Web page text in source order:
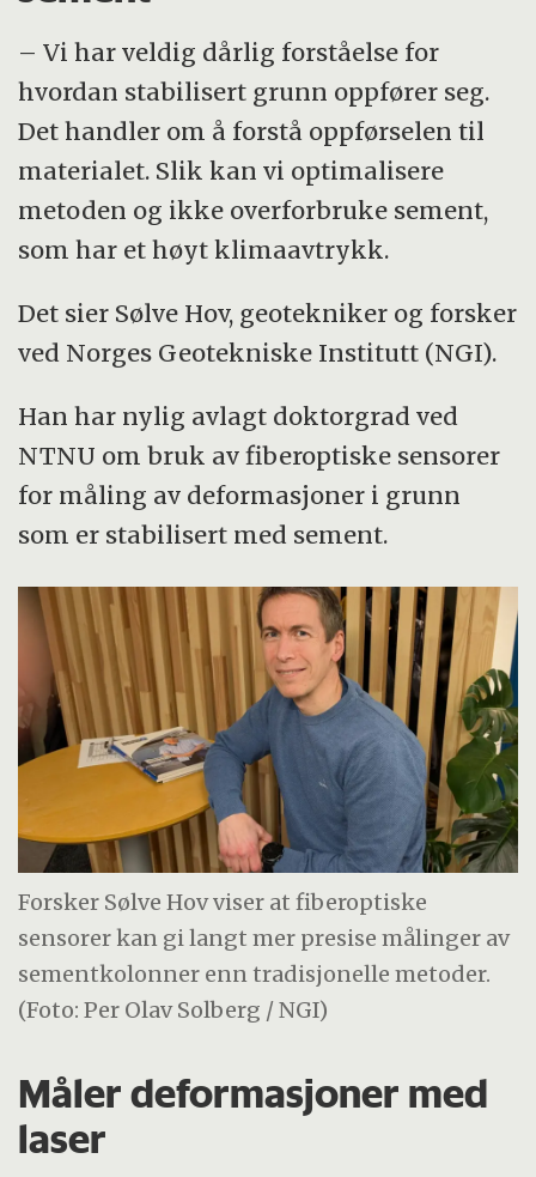
– Vi har veldig dårlig forståelse for
hvordan stabilisert grunn oppfører seg.
Det handler om å forstå oppførselen til
materialet. Slik kan vi optimalisere
metoden og ikke overforbruke sement,
som har et høyt klimaavtrykk.
Det sier Sølve Hov, geotekniker og forsker
ved Norges Geotekniske Institutt (NGI).
Han har nylig avlagt doktorgrad ved
NTNU om bruk av fiberoptiske sensorer
for måling av deformasjoner i grunn
som er stabilisert med sement.
Forsker Sølve Hov viser at fiberoptiske
sensorer kan gi langt mer presise målinger av
sementkolonner enn tradisjonelle metoder.
(Foto: Per Olav Solberg / NGI)
Måler deformasjoner med
laser